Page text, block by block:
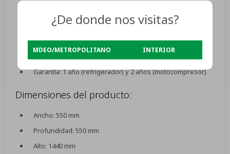
Patas delanteras ajustables
Subtropicalizada
Garantía: 1 año (refrigerador) y 2 años (motocompresor)
Dimensiones del producto:
Ancho: 550 mm
Profundidad: 550 mm
Alto: 1440 mm
¿De donde nos visitas?
MDEO/METROPOLITANO INTERIOR